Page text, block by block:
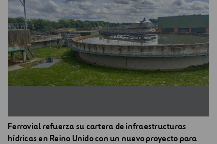
Ferrovial refuerza su cartera de infraestructuras
hídricas en Reino Unido con un nuevo proyecto para